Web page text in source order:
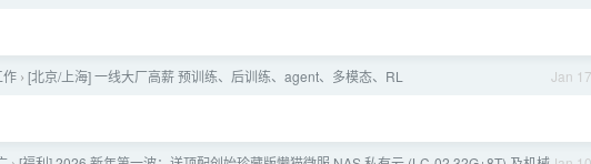
Jan 17
作 › [北京/上海] 一线大厂高薪 预训练、后训练、agent、多模态、RL